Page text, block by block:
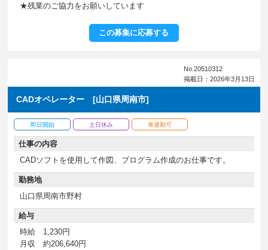
★残業のご協力をお願いしています
この募集に応募する
No.20510312
掲載日：2026年3月13日
CADオペレーター [山口県周南市]
即日開始 土日休み 車通勤可
仕事の内容
CADソフトを使用して作図、プログラム作成のお仕事です。
勤務地
山口県周南市野村
給与
時給 1,230円
月収 約206,640円